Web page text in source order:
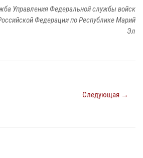
Управления Федеральной службы войск
Федерации по Республике Марий
Эл
Следующая →